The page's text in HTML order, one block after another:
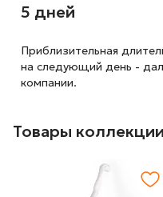
5 дней
Приблизительная
на следующий день -
компании.
Товары коллекции